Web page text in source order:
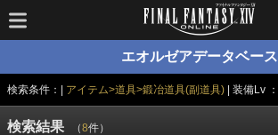
エオルゼアデータベース
検索条件：| アイテム>道具>鍛冶道具(副道具) | 装備Lv ：
検索結果 （8件）